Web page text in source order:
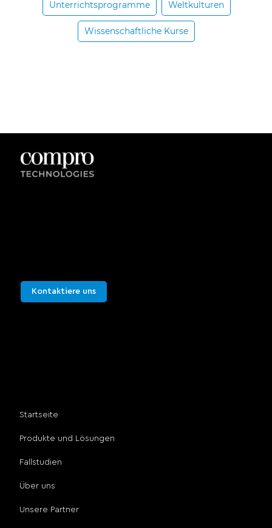
Unterrichtsprogramme Weltkulturen
Wissenschaftliche Kurse
Startseite
Produkte und Lösungen
Fallstudien
Über uns
Unsere Partner
Kontaktiere uns